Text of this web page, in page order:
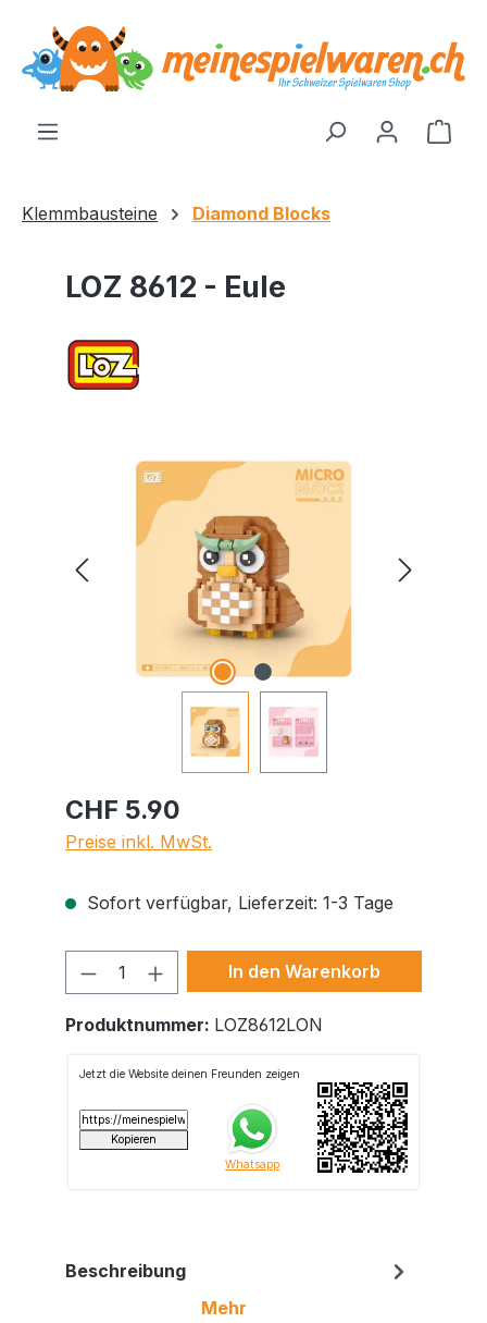
springen
Klemmbausteine Diamond Blocks
LOZ 8612 - Eule
Bildergalerie überspringen
CHF 5.90
Preise inkl. MwSt.
Sofort verfügbar, Lieferzeit: 1-3 Tage
Produkt Anzahl: Gib den
In den Warenkorb
Produktnummer: LOZ8612LON
Beschreibung
Mehr